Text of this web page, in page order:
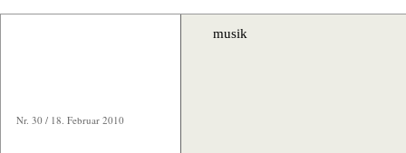
Nr. 30 / 18. Februar 2010
musik